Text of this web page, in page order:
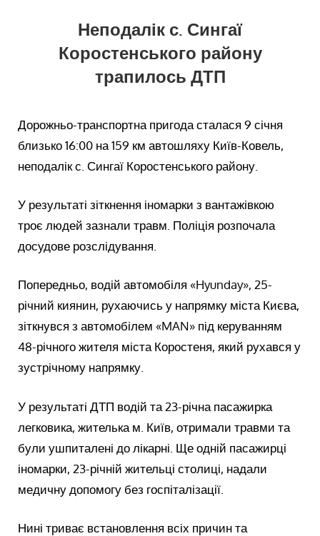
Неподалік с. Сингаї
Коростенського району
трапилось ДТП
Дорожньо-транспортна пригода сталася 9 січня
близько 16:00 на 159 км автошляху Київ-Ковель,
неподалік с. Сингаї Коростенського району.​​​​​​​
У результаті зіткнення іномарки з вантажівкою
троє людей зазнали травм. Поліція розпочала
досудове розслідування.
Попередньо, водій автомобіля «Hyunday», 25-
річний киянин, рухаючись у напрямку міста Києва,
зіткнувся з автомобілем «MAN» під керуванням
48-річного жителя міста Коростеня, який рухався у
зустрічному напрямку.
У результаті ДТП водій та 23-річна пасажирка
легковика, жителька м. Київ, отримали травми та
були ушпиталені до лікарні. Ще одній пасажирці
іномарки, 23-річній жительці столиці, надали
медичну допомогу без госпіталізації.
Нині триває встановлення всіх причин та